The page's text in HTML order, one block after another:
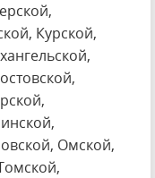
Курской,
Омской,